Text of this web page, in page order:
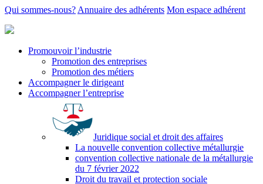
Qui sommes-nous? Annuaire des adhérents Mon espace adhérent
Promouvoir l’industrie
Promotion des entreprises
Promotion des métiers
Accompagner le dirigeant
Accompagner l’entreprise
Juridique social et droit des affaires
La nouvelle convention collective métallurgie
convention collective nationale de la métallurgie
du 7 février 2022
Droit du travail et protection sociale